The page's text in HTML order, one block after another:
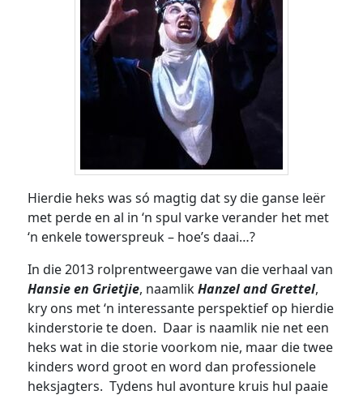
Hierdie heks was só magtig dat sy die ganse leër
met perde en al in ‘n spul varke verander het met
‘n enkele towerspreuk – hoe’s daai…?
In die 2013 rolprentweergawe van die verhaal van
Hansie en Grietjie, naamlikHanzel and Grettel,
kry ons met ‘n interessante perspektief op hierdie
kinderstorie te doen. Daar is naamlik nie net een
heks wat in die storie voorkom nie, maar die twee
kinders word groot en word dan professionele
heksjagters. Tydens hul avonture kruis hul paaie